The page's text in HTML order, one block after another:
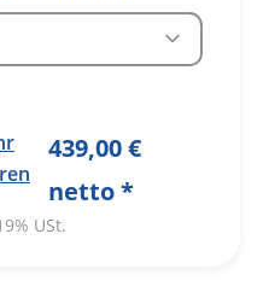
439,00€
netto *
USt.